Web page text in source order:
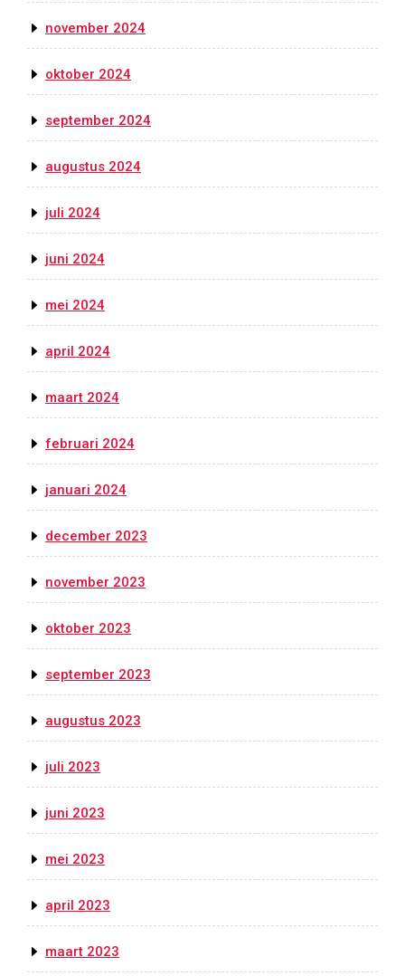
november 2024
oktober 2024
september 2024
augustus 2024
juli 2024
juni 2024
mei 2024
april 2024
maart 2024
februari 2024
januari 2024
december 2023
november 2023
oktober 2023
september 2023
augustus 2023
juli 2023
juni 2023
mei 2023
april 2023
maart 2023